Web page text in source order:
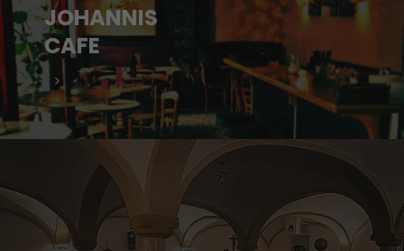
JOHANNIS
CAFE